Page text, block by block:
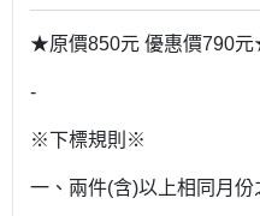
★原價850元 優惠價790
-
※下標規則※
一、兩件(含)以上相同月